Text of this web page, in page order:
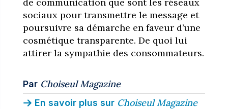
sociaux pour transmettre le message et
poursuivre sa démarche en faveur d’une
cosmétique transparente. De quoi lui
attirer la sympathie des consommateurs.
Par Choiseul Magazine
En savoir plus sur Choiseul Magazine